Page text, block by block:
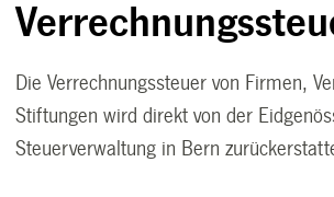
Die Verrechnungssteuer von Firmen,
Stiftungen wird direkt von der
Steuerverwaltung in Bern